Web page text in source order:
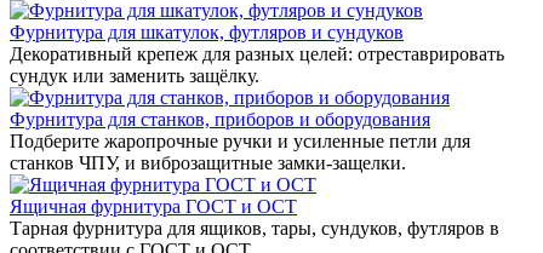
Фурнитура для шкатулок, футляров и сундуков
Декоративный крепеж для разных целей: отреставрировать
сундук или заменить защёлку.
Фурнитура для станков, приборов и оборудования
Подберите жаропрочные ручки и усиленные петли для
станков ЧПУ, и виброзащитные замки-защелки.
Ящичная фурнитура ГОСТ и ОСТ
Тарная фурнитура для ящиков, тары, сундуков, футляров в